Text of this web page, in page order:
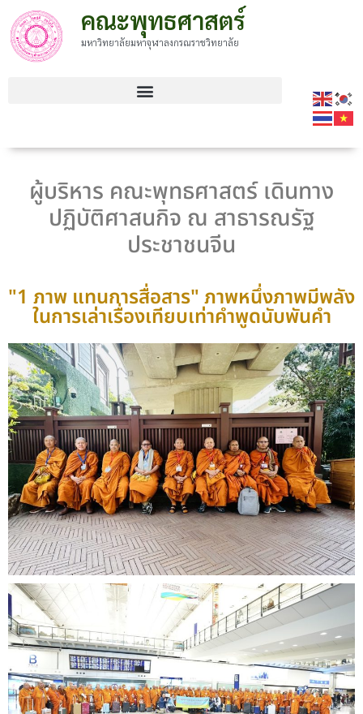
คณะพุทธศาสตร์
มหาวิทยาลัยมหาจุฬาลงกรณราชวิทยาลัย
ผู้บริหาร คณะพุทธศาสตร์ เดินทาง
ปฏิบัติศาสนกิจ ณ สาธารณรัฐ
ประชาชนจีน
"1 ภาพ แทนการสื่อสาร" ภาพหนึ่งภาพมีพลัง
ในการเล่าเรื่องเทียบเท่าคำพูดนับพันคำ